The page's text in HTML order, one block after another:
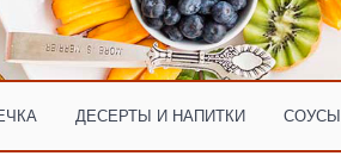
ДЕСЕРТЫ И НАПИТКИ СОУСЫ